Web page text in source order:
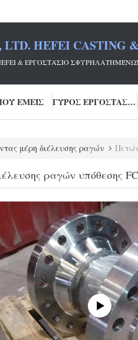
HEFEI CASTING
HEFEI & ΕΡΓΟΣΤΆΣΙΟ
ΕΜΕΊΣ ΓΎΡΟΣ ΕΡΓΟΣΤΑΣΊΩΝ
μέρη διέλευσης ραγών
ραγών υπόθεσης